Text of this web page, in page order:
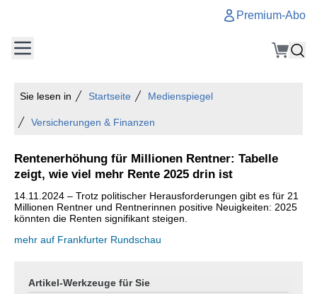
Premium-Abo
Sie lesen in Startseite Medienspiegel
Versicherungen & Finanzen
Rentenerhöhung für Millionen Rentner: Tabelle
zeigt, wie viel mehr Rente 2025 drin ist
14.11.2024 – Trotz politischer Herausforderungen gibt es für 21
Millionen Rentner und Rentnerinnen positive Neuigkeiten: 2025
könnten die Renten signifikant steigen.
mehr auf Frankfurter Rundschau
Artikel-Werkzeuge für Sie